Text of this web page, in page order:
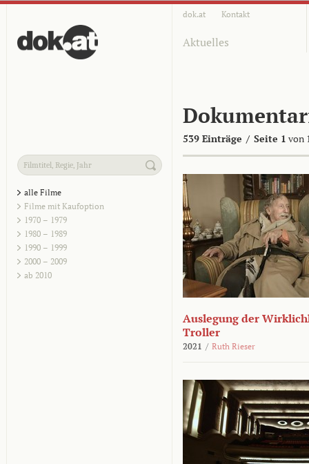
dok.at Kontakt
Aktuelles
539 Einträge / Seite 1 von
alle Filme
Filme mit Kaufoption
1970 – 1979
1980 – 1989
1990 – 1999
2000 – 2009
ab 2010
Auslegung der
Troller
2021 / Ruth Rieser